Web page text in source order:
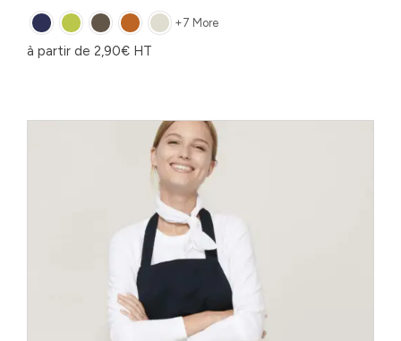
+7 More
à partir de 2,90€ HT